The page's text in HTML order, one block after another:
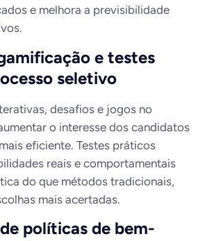
e melhora a previsibilidade
e testes
seletivo
desafios e jogos no
o interesse dos candidatos
eficiente. Testes práticos
reais e comportamentais
do que métodos tradicionais,
mais acertadas.
políticas de bem-